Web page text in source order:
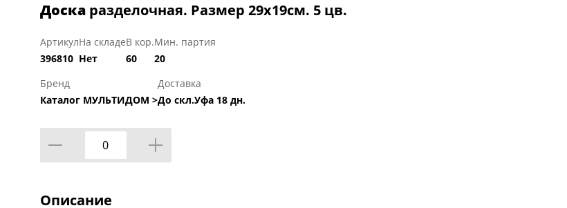
Доска разделочная. Размер 29х19см. 5 цв.
Артикул
396810
На складе
Нет
В кор.
60
Мин. партия
20
Бренд
Каталог МУЛЬТИДОМ >
Доставка
До скл.Уфа 18 дн.
Описание